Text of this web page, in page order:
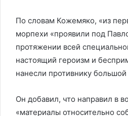
По словам Кожемяко, «из
морпехи «проявили под
протяжении всей
настоящий героизм и
нанесли противнику большой
Он добавил, что направил в
«материалы относительно